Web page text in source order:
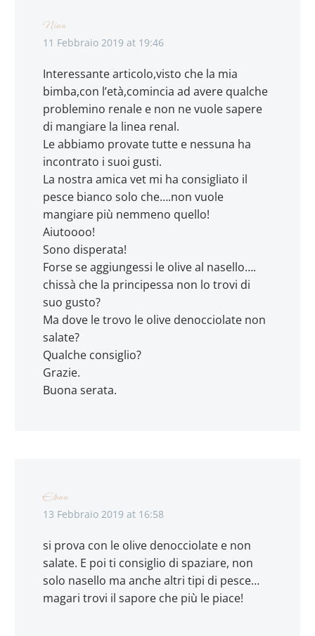
Nina
11 Febbraio 2019 at 19:46
Interessante articolo,visto che la mia
bimba,con l’età,comincia ad avere qualche
problemino renale e non ne vuole sapere
di mangiare la linea renal.
Le abbiamo provate tutte e nessuna ha
incontrato i suoi gusti.
La nostra amica vet mi ha consigliato il
pesce bianco solo che….non vuole
mangiare più nemmeno quello!
Aiutoooo!
Sono disperata!
Forse se aggiungessi le olive al nasello….
chissà che la principessa non lo trovi di
suo gusto?
Ma dove le trovo le olive denocciolate non
salate?
Qualche consiglio?
Grazie.
Buona serata.
Elena
13 Febbraio 2019 at 16:58
si prova con le olive denocciolate e non
salate. E poi ti consiglio di spaziare, non
solo nasello ma anche altri tipi di pesce…
magari trovi il sapore che più le piace!